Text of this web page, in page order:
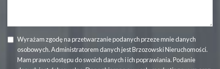
Wyrażam zgodę na przetwarzanie podanych przeze mnie danych
osobowych. Administratorem danych jest Brzozowski Nieruchomości.
Mam prawo dostępu do swoich danych i ich poprawiania. Podanie